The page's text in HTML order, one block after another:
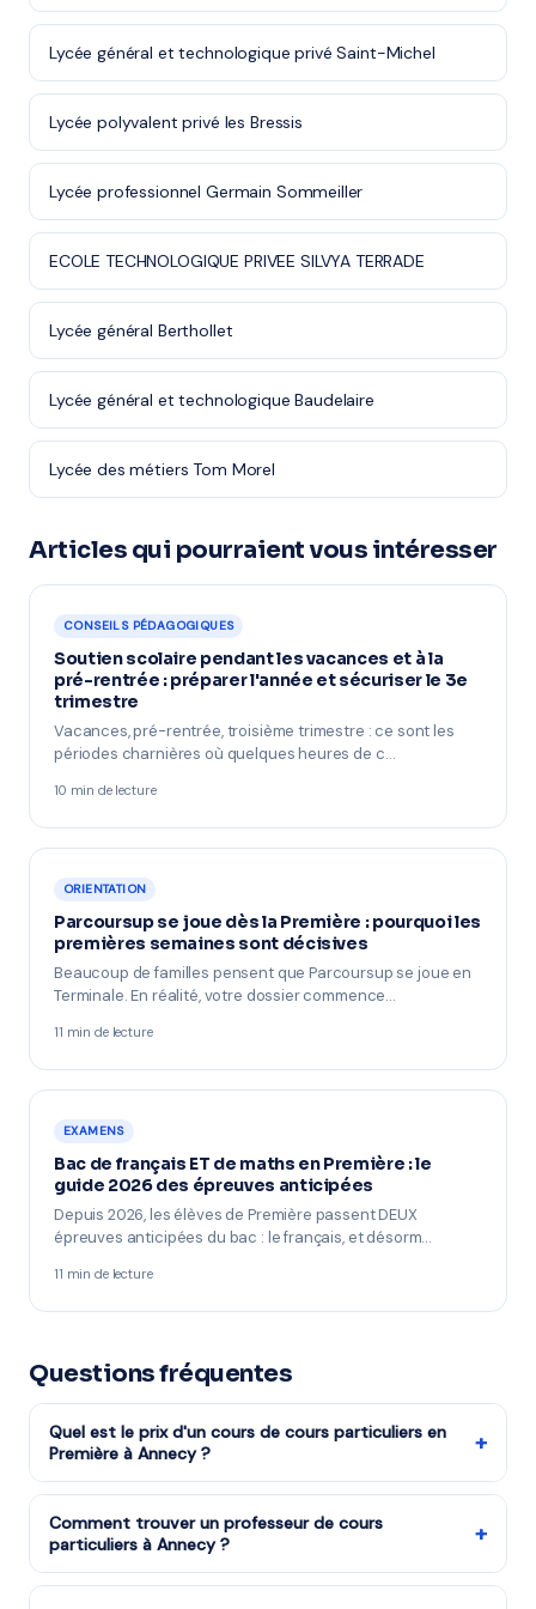
Lycée général et technologique privé Saint-Michel
Lycée polyvalent privé les Bressis
Lycée professionnel Germain Sommeiller
ECOLE TECHNOLOGIQUE PRIVEE SILVYA TERRADE
Lycée général Berthollet
Lycée général et technologique Baudelaire
Lycée des métiers Tom Morel
Articles qui pourraient vous intéresser
CONSEILS PÉDAGOGIQUES
Soutien scolaire pendant les vacances et à la
pré-rentrée : préparer l'année et sécuriser le 3e
trimestre
Vacances, pré-rentrée, troisième trimestre : ce sont les
périodes charnières où quelques heures de c…
10 min de lecture
ORIENTATION
Parcoursup se joue dès la Première : pourquoi les
premières semaines sont décisives
Beaucoup de familles pensent que Parcoursup se joue en
Terminale. En réalité, votre dossier commence…
11 min de lecture
EXAMENS
Bac de français ET de maths en Première : le
guide 2026 des épreuves anticipées
Depuis 2026, les élèves de Première passent DEUX
épreuves anticipées du bac : le français, et désorm…
11 min de lecture
Questions fréquentes
Quel est le prix d'un cours de cours particuliers en
Première à Annecy ?
+
Les cours de cours particuliers niveau Première
reviennent à partir de 17,50€/h après réduction
d'impôts (soit 35€/h avant déduction). La mise en
relation via mon-prof.fr est gratuite.
Comment trouver un professeur de cours
particuliers à Annecy ?
+
Remplissez notre formulaire en 2 minutes. Notre équipe